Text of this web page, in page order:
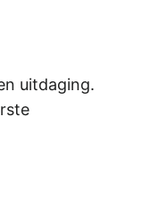
uitdaging.